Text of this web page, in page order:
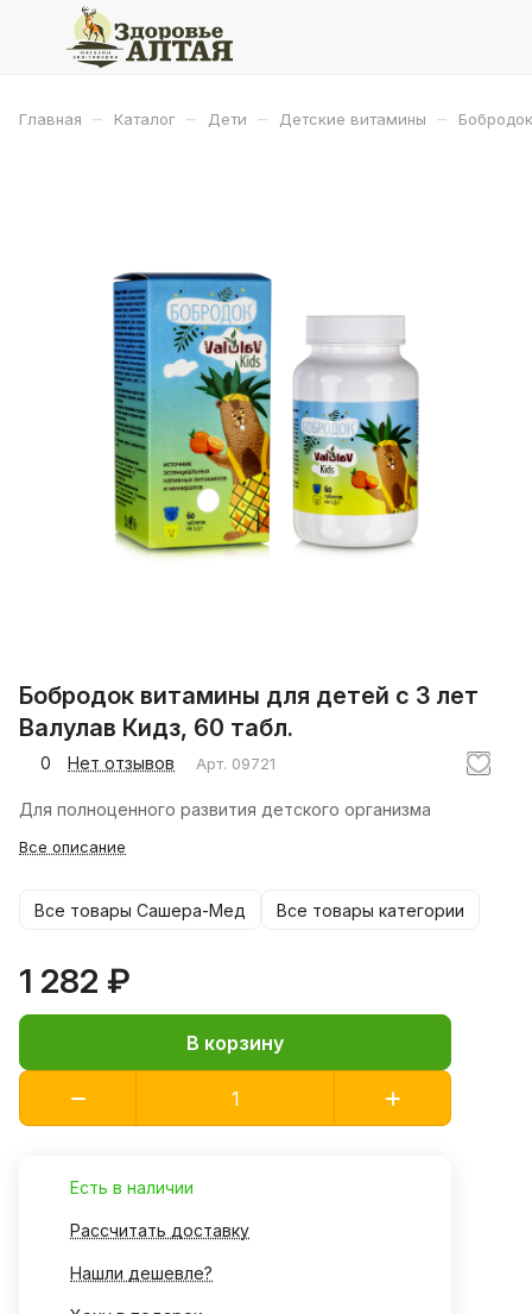
Главная – Каталог – Дети – Детские витамины –
Бобродок витамины для детей с 3 лет
Валулав Кидз, 60 табл.
0 Нет отзывов Арт. 09721
Для полноценного развития детского организма
Все описание
Все товары Сашера-Мед Все товары категории
1 282 ₽
В корзину
Есть в наличии
Рассчитать доставку
Нашли дешевле?